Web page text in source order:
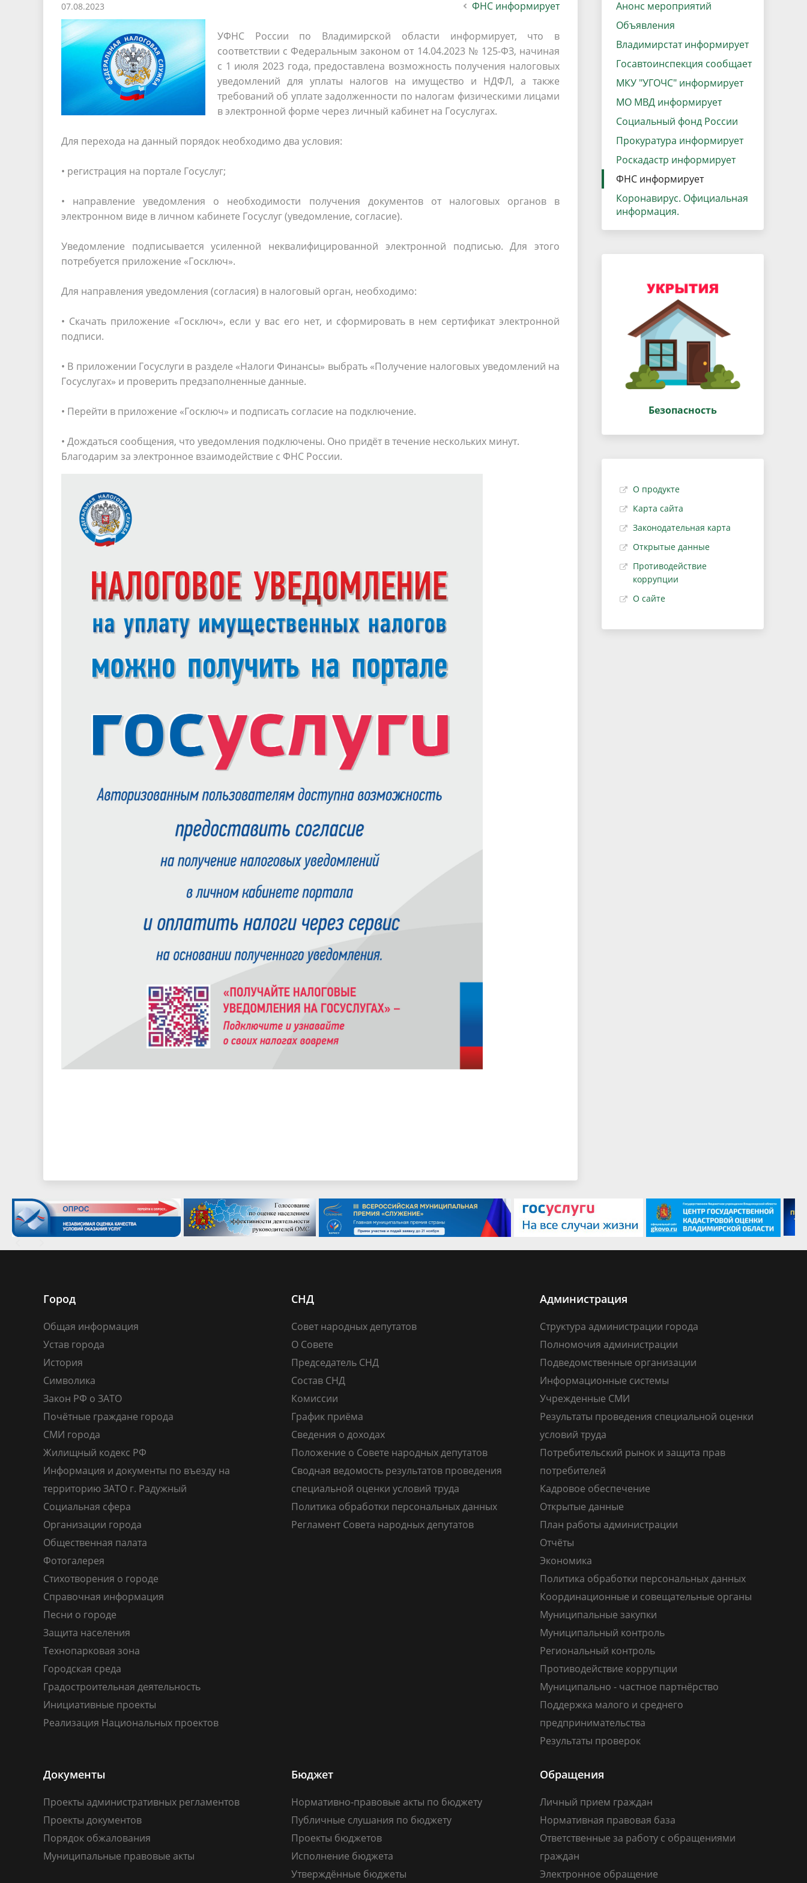
Песни о городе
Технопарковая зона
Городская среда
Градостроительная деятельность
Инициативные проекты Реализация Национальных проектов
условий труда
Координационные и совещательные
органы
Муниципальные закупки Муниципальный контроль
Региональный контроль
Противодействие коррупции
Муниципально - частное
партнёрство
Поддержка малого и среднего
Результаты проверок
07.08.2023 ФНС информирует
УФНС России по Владимирской области информирует, что в
соответствии с Федеральным законом от 14.04.2023 № 125-ФЗ, начиная
с 1 июля 2023 года, предоставлена возможность получения налоговых
уведомлений для уплаты налогов на имущество и НДФЛ, а также
требований об уплате задолженности по налогам физическими лицами
в электронной форме через личный кабинет на Госуслугах.
Для перехода на данный порядок необходимо два условия:
• регистрация на портале Госуслуг;
• направление уведомления о необходимости получения документов от налоговых органов в
электронном виде в личном кабинете Госуслуг (уведомление, согласие).
Уведомление подписывается усиленной неквалифицированной электронной подписью. Для этого
потребуется приложение «Госключ».
Для направления уведомления (согласия) в налоговый орган, необходимо:
• Скачать приложение «Госключ», если у вас его нет, и сформировать в нем сертификат электронной
подписи.
• В приложении Госуслуги в разделе «Налоги Финансы» выбрать «Получение налоговых уведомлений на
Госуслугах» и проверить предзаполненные данные.
• Перейти в приложение «Госключ» и подписать согласие на подключение.
• Дождаться сообщения, что уведомления подключены. Оно придёт в течение нескольких минут.
Благодарим за электронное взаимодействие с ФНС России.
Анонс мероприятий
Объявления
Владимирстат информирует
Госавтоинспекция сообщает
МКУ "УГОЧС" информирует
МО МВД информирует
Социальный фонд России
Прокуратура информирует
Роскадастр информирует
ФНС информирует
Коронавирус. Официальная
информация.
Безопасность
О продукте
Карта сайта
Законодательная карта
Открытые данные
Противодействие
коррупции
О сайте
Город
Общая информация
Устав города
История
Символика
Закон РФ о ЗАТО
Почётные граждане города
СМИ города
Жилищный кодекс РФ
Информация и документы по въезду на
территорию ЗАТО г. Радужный
Социальная сфера
Организации города
Общественная палата
Фотогалерея
Стихотворения о городе
Справочная информация
Песни о городе
Защита населения
Технопарковая зона
Городская среда
Градостроительная деятельность
Инициативные проекты
Реализация Национальных проектов
СНД
Совет народных депутатов
О Совете
Председатель СНД
Состав СНД
Комиссии
График приёма
Сведения о доходах
Положение о Совете народных депутатов
Сводная ведомость результатов проведения
специальной оценки условий труда
Политика обработки персональных данных
Регламент Совета народных депутатов
Администрация
Структура администрации города
Полномочия администрации
Подведомственные организации
Информационные системы
Учрежденные СМИ
Результаты проведения специальной оценки
условий труда
Потребительский рынок и защита прав
потребителей
Кадровое обеспечение
Открытые данные
План работы администрации
Отчёты
Экономика
Политика обработки персональных данных
Координационные и совещательные органы
Муниципальные закупки
Муниципальный контроль
Региональный контроль
Противодействие коррупции
Муниципально - частное партнёрство
Поддержка малого и среднего
предпринимательства
Результаты проверок
Документы
Проекты административных регламентов
Проекты документов
Порядок обжалования
Муниципальные правовые акты
Бюджет
Нормативно-правовые акты по бюджету
Публичные слушания по бюджету
Проекты бюджетов
Исполнение бюджета
Утверждённые бюджеты
Обращения
Личный прием граждан
Нормативная правовая база
Ответственные за работу с обращениями
граждан
Электронное обращение